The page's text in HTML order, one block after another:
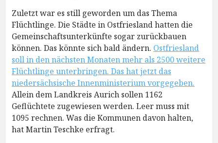
Zuletzt war es still geworden um das Thema
Flüchtlinge. Die Städte in Ostfriesland hatten die
Gemeinschaftsunterkünfte sogar zurückbauen
können. Das könnte sich bald ändern. Ostfriesland
soll in den nächsten Monaten mehr als 2500 weitere
Flüchtlinge unterbringen. Das hat jetzt das
niedersächsische Innenministerium vorgegeben.
Allein dem Landkreis Aurich sollen 1162
Geflüchtete zugewiesen werden. Leer muss mit
1095 rechnen. Was die Kommunen davon halten,
hat Martin Teschke erfragt.